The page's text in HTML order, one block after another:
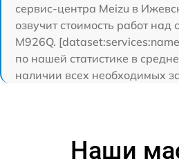
сервис-центра Meizu в
озвучит стоимость работ
M926Q.
по нашей статистике в
наличии всех необходимых
Наши